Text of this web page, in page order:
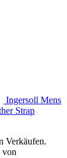
Ingersoll Mens
Strap
Verkäufen.
von